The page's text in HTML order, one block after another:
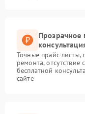
Прозрачное
Точные прайс-листы,
ремонта,
бесплатной
сайте